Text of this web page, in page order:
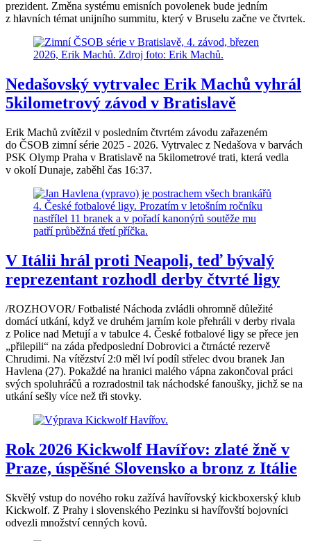
prezident. Změna systému emisních povolenek bude jedním
z hlavních témat unijního summitu, který v Bruselu začne ve čtvrtek.
Nedašovský vytrvalec Erik Machů vyhrál
5kilometrový závod v Bratislavě
Erik Machů zvítězil v posledním čtvrtém závodu zařazeném
do ČSOB zimní série 2025 - 2026. Vytrvalec z Nedašova v barvách
PSK Olymp Praha v Bratislavě na 5kilometrové trati, která vedla
v okolí Dunaje, zaběhl čas 16:37.
V Itálii hrál proti Neapoli, teď bývalý
reprezentant rozhodl derby čtvrté ligy
/ROZHOVOR/ Fotbalisté Náchoda zvládli ohromně důležité
domácí utkání, když ve druhém jarním kole přehráli v derby rivala
z Police nad Metují a v tabulce 4. České fotbalové ligy se přece jen
„přilepili“ na záda předposlední Dobrovici a čtrnácté rezervě
Chrudimi. Na vítězství 2:0 měl lví podíl střelec dvou branek Jan
Havlena (27). Pokaždé na hranici malého vápna zakončoval práci
svých spoluhráčů a rozradostnil tak náchodské fanoušky, jichž se na
utkání sešly více než tři stovky.
Rok 2026 Kickwolf Havířov: zlaté žně v
Praze, úspěšné Slovensko a bronz z Itálie
Skvělý vstup do nového roku zažívá havířovský kickboxerský klub
Kickwolf. Z Prahy i slovenského Pezinku si havířovští bojovníci
odvezli množství cenných kovů.